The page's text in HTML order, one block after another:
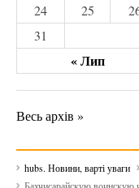
« Лип
24
25
31
Весь архів »
hubs. Новини, варті уваги
Бахчисарайскую воинскую